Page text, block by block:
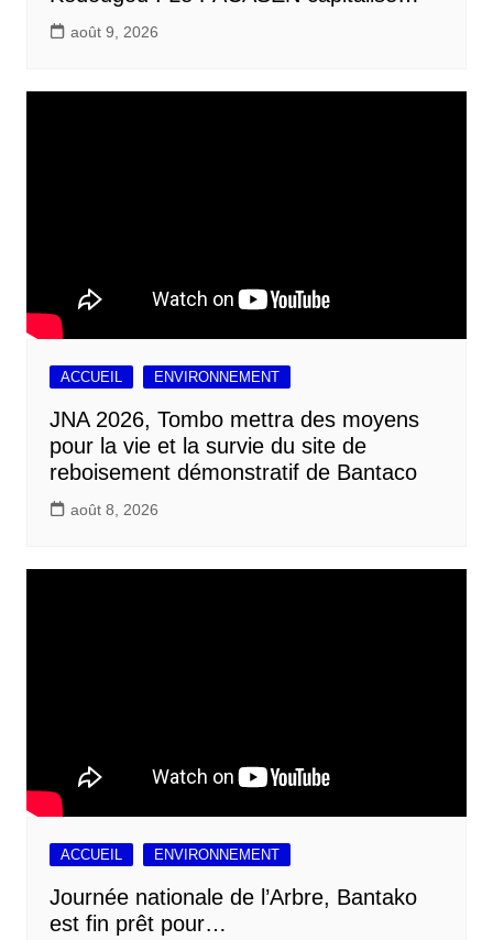
août 9, 2026
ACCUEIL ENVIRONNEMENT
JNA 2026, Tombo mettra des moyens
pour la vie et la survie du site de
reboisement démonstratif de Bantaco
août 8, 2026
ACCUEIL ENVIRONNEMENT
Journée nationale de l’Arbre, Bantako
est fin prêt pour…